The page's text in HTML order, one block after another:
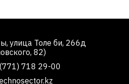
улица Толе би, 266д
82)
718 29-00